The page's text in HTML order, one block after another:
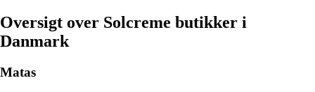
Oversigt over Solcreme butikker i
Danmark
Matas